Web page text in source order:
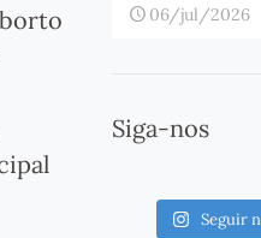
06/jul/2026
Siga-nos
Seguir